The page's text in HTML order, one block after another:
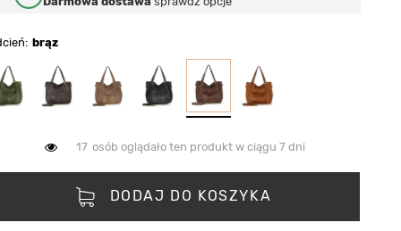
brąz
17 osób oglądało ten produkt w ciągu 7 dni
DODAJ DO KOSZYKA